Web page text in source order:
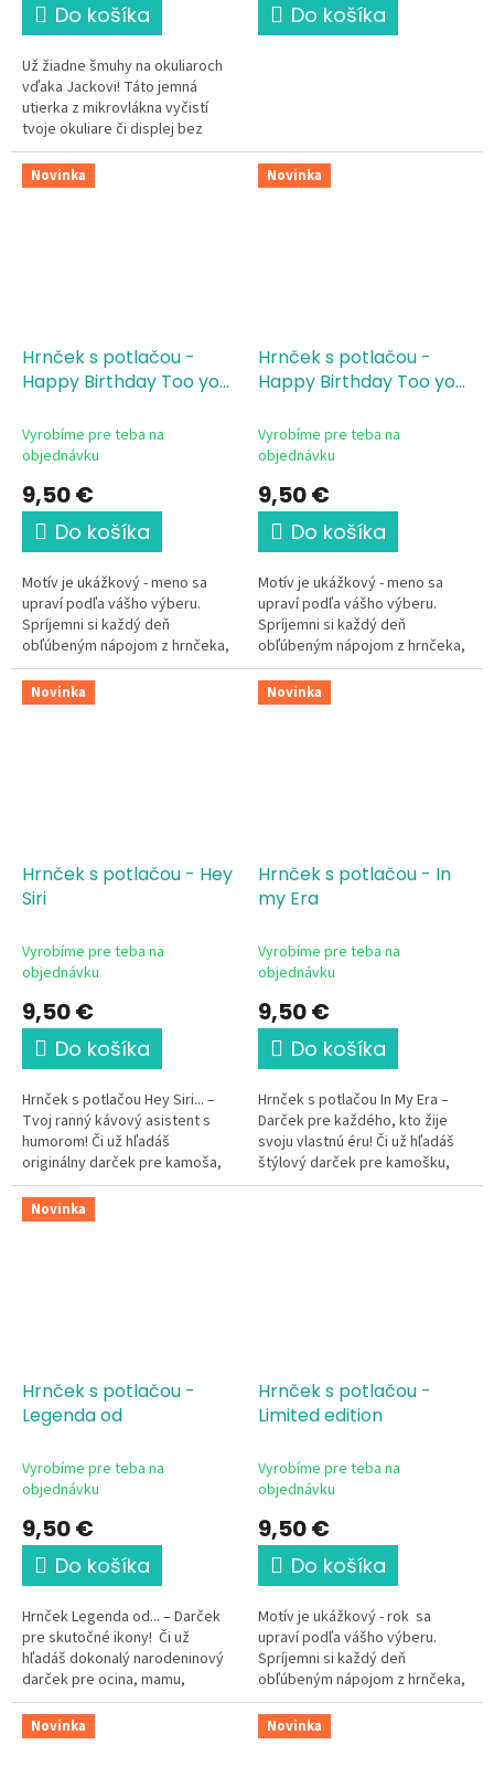
Do košíka
Už žiadne šmuhy na okuliaroch
vďaka Jackovi! Táto jemná
utierka z mikrovlákna vyčistí
tvoje okuliare či displej bez
jediného škrabanca. Malá
drobnosť, ktorá robí veľký...
Do košíka
Novinka
Hrnček s potlačou -
Happy Birthday Too you
Vyrobíme pre teba na
objednávku
9,50 €
Do košíka
Motív je ukážkový - meno sa
upraví podľa vášho výberu.
Spríjemni si každý deň
obľúbeným nápojom z hrnčeka,
ktorý je len tvoj. Tento
elegantný keramický hrnček s
motívom "Všetko...
Novinka
Hrnček s potlačou -
Happy Birthday Too you
Vyrobíme pre teba na
objednávku
9,50 €
Do košíka
Motív je ukážkový - meno sa
upraví podľa vášho výberu.
Spríjemni si každý deň
obľúbeným nápojom z hrnčeka,
ktorý je len tvoj. Tento
elegantný keramický hrnček s
motívom "Všetko...
Novinka
Hrnček s potlačou - Hey
Siri
Vyrobíme pre teba na
objednávku
9,50 €
Do košíka
Hrnček s potlačou Hey Siri... –
Tvoj ranný kávový asistent s
humorom! Či už hľadáš
originálny darček pre kamoša,
večne vyťaženého kolegu v
práci, alebo chceš potešiť
samého...
Novinka
Hrnček s potlačou - In
my Era
Vyrobíme pre teba na
objednávku
9,50 €
Do košíka
Hrnček s potlačou In My Era –
Darček pre každého, kto žije
svoju vlastnú éru! Či už hľadáš
štýlový darček pre kamošku,
sestru, alebo chceš potešiť
Novinka
Hrnček s potlačou -
Legenda od
Vyrobíme pre teba na
objednávku
9,50 €
Do košíka
Hrnček Legenda od... – Darček
pre skutočné ikony! Či už
hľadáš dokonalý narodeninový
darček pre ocina, mamu,
najlepšieho kamoša, alebo
chceš potešiť samého seba,
tento...
Hrnček s potlačou -
Limited edition
Vyrobíme pre teba na
objednávku
9,50 €
Do košíka
Motív je ukážkový - rok sa
upraví podľa vášho výberu.
Spríjemni si každý deň
obľúbeným nápojom z hrnčeka,
ktorý je len tvoj. Tento
elegantný keramický hrnček s
motívom...
Novinka Novinka